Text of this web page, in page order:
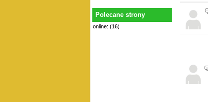
Polecane strony
online: (16)